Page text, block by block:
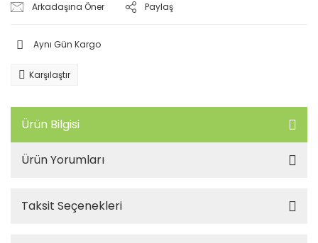
Arkadaşına Öner Paylaş
Aynı Gün Kargo
Karşılaştır
Ürün Bilgisi
Ürün Yorumları
Taksit Seçenekleri